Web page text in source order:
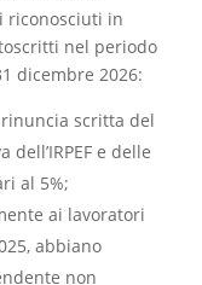
riconosciuti in
nel periodo
dicembre 2026:
rinuncia scritta del
e delle
al 5%;
ai lavoratori
abbiano
non